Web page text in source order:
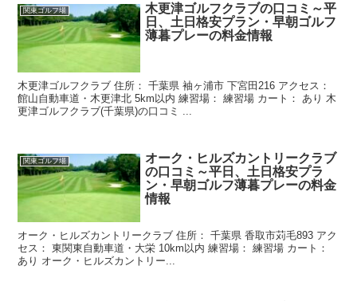
関東ゴルフ場
木更津ゴルフクラブの口コミ～平
日、土日格安プラン・早朝ゴルフ
薄暮プレーの料金情報
木更津ゴルフクラブ 住所： 千葉県 袖ヶ浦市 下宮田216 アクセス：
館山自動車道・木更津北 5km以内 練習場： 練習場 カート： あり 木
更津ゴルフクラブ(千葉県)の口コミ ...
関東ゴルフ場
オーク・ヒルズカントリークラブ
の口コミ～平日、土日格安プラ
ン・早朝ゴルフ薄暮プレーの料金
情報
オーク・ヒルズカントリークラブ 住所： 千葉県 香取市苅毛893 アク
セス： 東関東自動車道・大栄 10km以内 練習場： 練習場 カート：
あり オーク・ヒルズカントリー...